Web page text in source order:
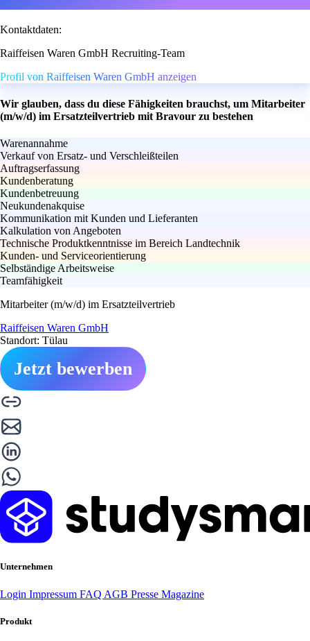
Kontaktdaten:
Raiffeisen Waren GmbH Recruiting-Team
Profil von Raiffeisen Waren GmbH anzeigen
Wir glauben, dass du diese Fähigkeiten brauchst, um Mitarbeiter
(m/w/d) im Ersatzteilvertrieb mit Bravour zu bestehen
Warenannahme
Verkauf von Ersatz- und Verschleißteilen
Auftragserfassung
Kundenberatung
Kundenbetreuung
Neukundenakquise
Kommunikation mit Kunden und Lieferanten
Kalkulation von Angeboten
Technische Produktkenntnisse im Bereich Landtechnik
Kunden- und Serviceorientierung
Selbständige Arbeitsweise
Teamfähigkeit
Mitarbeiter (m/w/d) im Ersatzteilvertrieb
Raiffeisen Waren GmbH
Standort: Tülau
Jetzt bewerben
Unternehmen
Login Impressum FAQ AGB Presse Magazine
Produkt